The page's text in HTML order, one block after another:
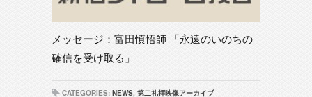
メッセージ：富田慎悟師 「永遠のいのちの
確信を受け取る」
CATEGORIES: NEWS, 第二礼拝映像アーカイブ